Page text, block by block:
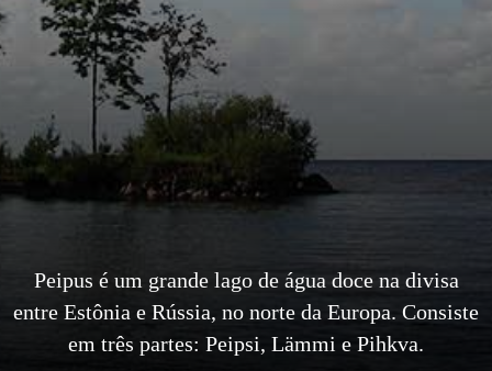
Peipus é um grande lago de água doce na divisa
entre Estônia e Rússia, no norte da Europa. Consiste
em três partes: Peipsi, Lämmi e Pihkva.